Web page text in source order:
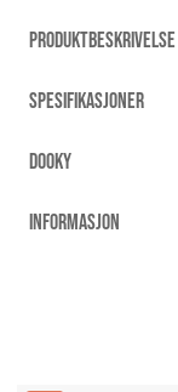
PRODUKTBESKRIVELSE
SPESIFIKASJONER
DOOKY
INFORMASJON